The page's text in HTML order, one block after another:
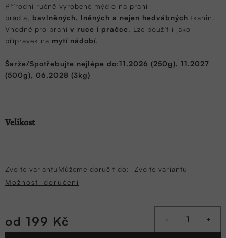
Přírodní ručně vyrobené mýdlo na praní
prádla, bavlněných, lněných a nejen hedvábných tkanin.
Vhodné pro praní v ruce i pračce. Lze použít i jako
přípravek na mytí nádobí.
Šarže/Spotřebujte nejlépe do:11.2026 (250g), 11.2027
(500g), 06.2028 (3kg)
Velikost
Zvolte variantuMůžeme doručit do:
Zvolte variantu
Možnosti doručení
od 199 Kč
Měrná